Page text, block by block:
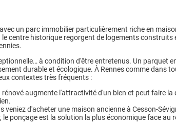
un parc immobilier particulièrement riche en
centre historique regorgent de logements construits
à condition d'être entretenus. Un parquet
durable et écologique. À Rennes comme dans
contextes très fréquents :
rénové augmente l'attractivité d'un bien et peut faire
veniez d'acheter une maison ancienne à Cesson-
le ponçage est la solution la plus économique face au